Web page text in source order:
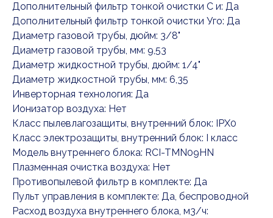
Дополнительный фильтр тонкой очистки С и: Да
Дополнительный фильтр тонкой очистки Уго: Да
Диаметр газовой трубы, дюйм: 3/8"
Диаметр газовой трубы, мм: 9,53
Диаметр жидкостной трубы, дюйм: 1/4"
Диаметр жидкостной трубы, мм: 6,35
Инверторная технология: Да
Ионизатор воздуха: Нет
Класс пылевлагозащиты, внутренний блок: IPX0
Класс электрозащиты, внутренний блок: I класс
Модель внутреннего блока: RCI-TMN09HN
Плазменная очистка воздуха: Нет
Противопылевой фильтр в комплекте: Да
Пульт управления в комплекте: Да, беспроводной
Расход воздуха внутреннего блока, м3/ч: